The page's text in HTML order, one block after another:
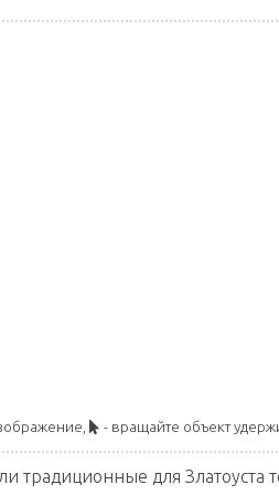
- вращайте объект
традиционные для Златоуста